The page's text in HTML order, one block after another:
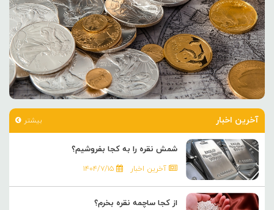
آخرین اخبار بیشتر
شمش نقره را به کجا بفروشیم؟
آخرین اخبار ۱۴۰۴/۷/۱۵
از کجا ساچمه نقره بخرم؟